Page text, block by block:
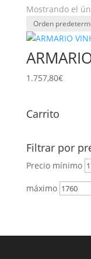
Mostrando el
1.757,80€
Carrito
Filtrar por
Precio mínimo
máximo